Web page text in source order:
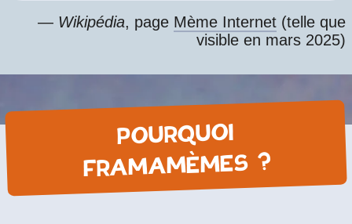
— Wikipédia, page Mème Internet (telle que
visible en mars 2025)
POURQUOI
FRAMAMÈMES ?